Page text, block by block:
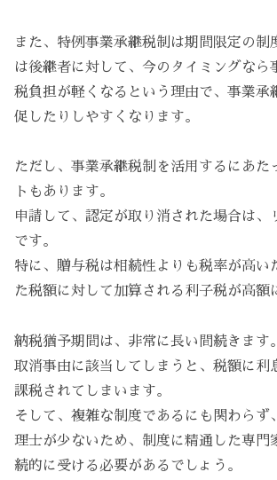
また、特例事業承継税制は期間限定の制
は後継者に対して、今のタイミングなら
税負担が軽くなるという理由で、事業承
促したりしやすくなります。
ただし、事業承継税制を活用するにあた
トもあります。
申請して、認定が取り消された場合は、
です。
特に、贈与税は相続性よりも税率が高い
た税額に対して加算される利子税が高額
納税猶予期間は、非常に長い間続きます。
取消事由に該当してしまうと、税額に利
課税されてしまいます。
そして、複雑な制度であるにも関わらず
理士が少ないため、制度に精通した専門
続的に受ける必要があるでしょう。